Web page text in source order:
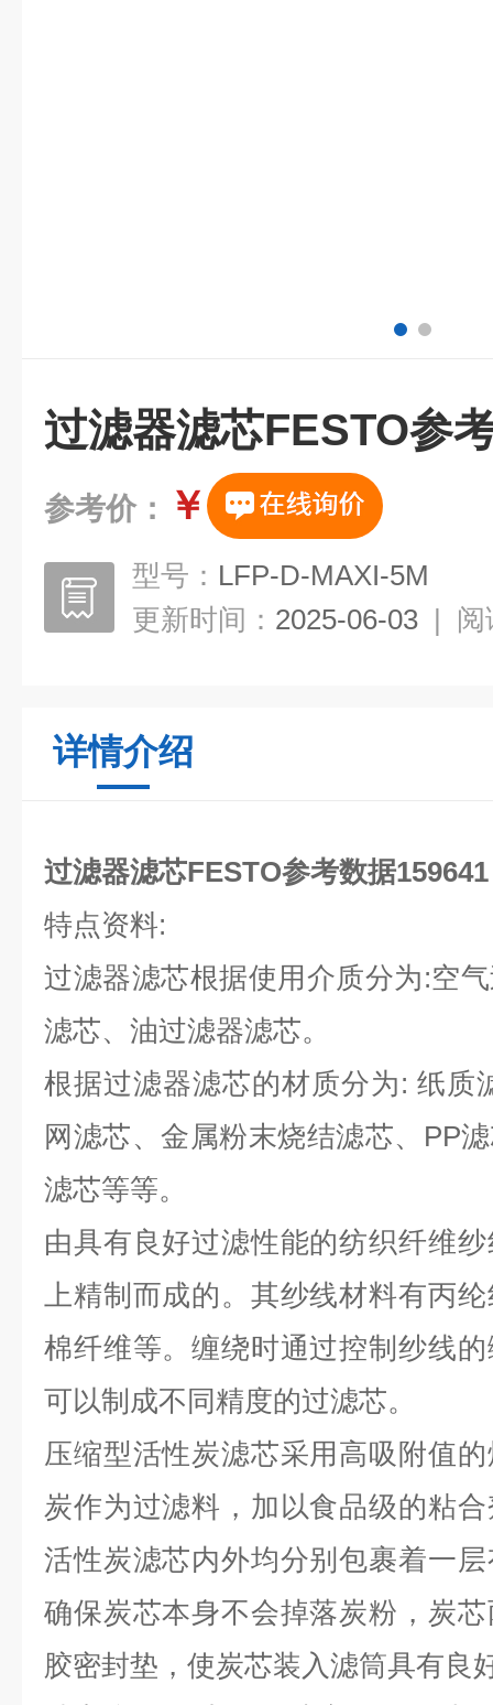
过滤器滤芯FESTO参
参考价： ￥
型号： LFP-D-MAXI-5M
更新时间： 2025-06-03 | 阅
详情介绍
过滤器滤芯FESTO参考数据159641
特点资料:
过滤器滤芯根据使用介质分为:空
滤芯、油过滤器滤芯。
根据过滤器滤芯的材质分为: 纸质
网滤芯、金属粉末烧结滤芯、PP
滤芯等等。
由具有良好过滤性能的纺织纤维
上精制而成的。其纱线材料有丙
棉纤维等。缠绕时通过控制纱线
可以制成不同精度的过滤芯。
压缩型活性炭滤芯采用高吸附值
炭作为过滤料，加以食品级的粘
活性炭滤芯内外均分别包裹着一
确保炭芯本身不会掉落炭粉，炭
胶密封垫，使炭芯装入滤筒具有良